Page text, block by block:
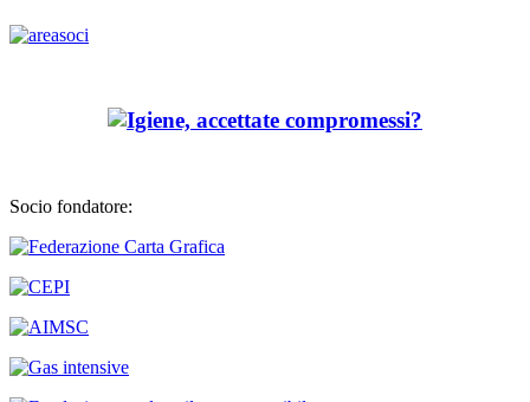
Socio fondatore: